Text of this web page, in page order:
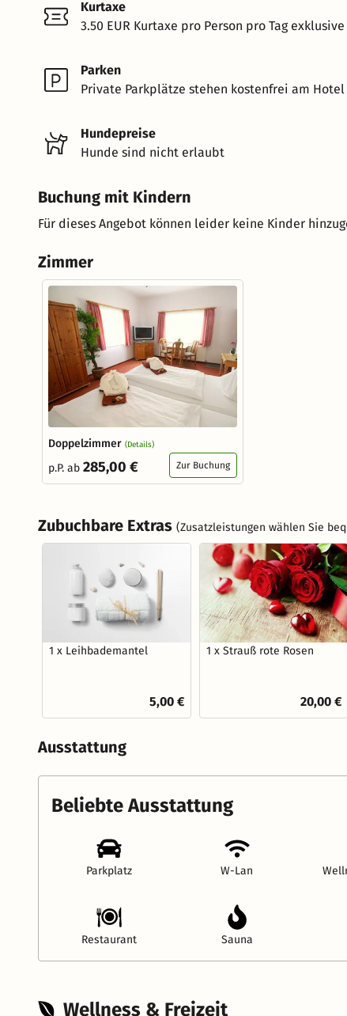
Kurtaxe
3.50 EUR Kurtaxe pro Person pro Tag exklusive
Parken
Private Parkplätze stehen kostenfrei am Hotel
Hundepreise
Hunde sind nicht erlaubt
Buchung mit Kindern
Für dieses Angebot können leider keine Kinder
Zimmer
Doppelzimmer (Details)
p.P. ab 285,00 € Zur Buchung
Zubuchbare Extras (Zusatzleistungen wählen Sie
1 x Leihbademantel
5,00 €
1 x Strauß rote Rosen
20,00 €
Ausstattung
Beliebte Ausstattung
Parkplatz W-Lan
Restaurant Sauna
Wellness & Freizeit